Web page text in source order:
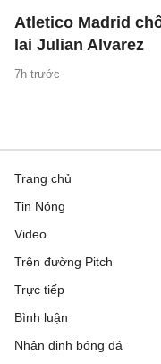
Atletico Madrid
lai Julian Alvarez
7h trước
Trang chủ
Tin Nóng
Video
Trên đường Pitch
Trực tiếp
Bình luận
Nhận định bóng đá